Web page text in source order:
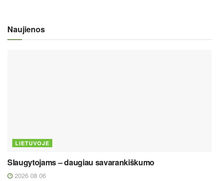
Naujienos
LIETUVOJE
Slaugytojams – daugiau savarankiškumo
2026 08 06